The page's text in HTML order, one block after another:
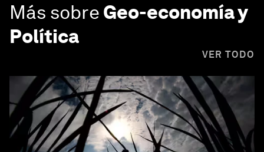
Más sobre Geo-economía y
Política
VER TODO